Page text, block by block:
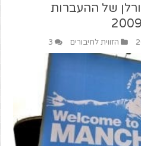
– פרק 1: גורלן של ההעברות
הזווית לחיבורים 3